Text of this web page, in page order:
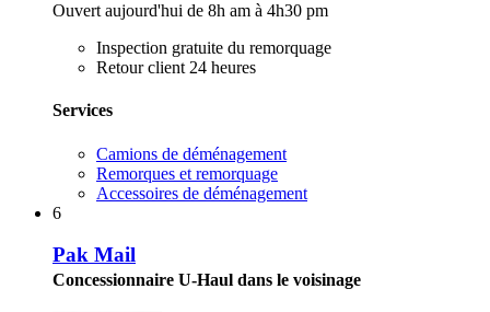
Ouvert aujourd'hui de 8h am à 4h30 pm
Inspection gratuite du remorquage
Retour client 24 heures
Services
Camions de déménagement
Remorques et remorquage
Accessoires de déménagement
6
Pak Mail
Concessionnaire U-Haul dans le voisinage